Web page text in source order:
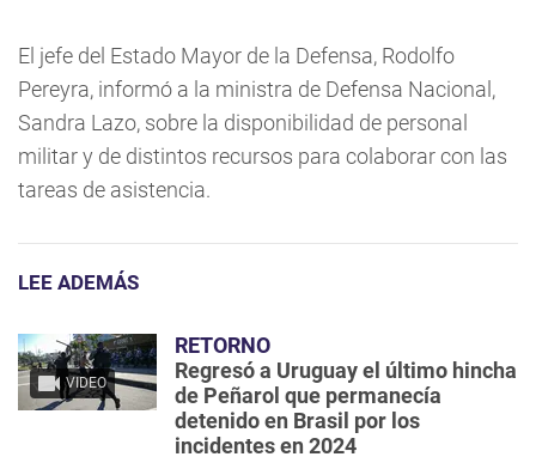
El jefe del Estado Mayor de la Defensa, Rodolfo
Pereyra, informó a la ministra de Defensa Nacional,
Sandra Lazo, sobre la disponibilidad de personal
militar y de distintos recursos para colaborar con las
tareas de asistencia.
LEE ADEMÁS
VIDEO
RETORNO
Regresó a Uruguay el último hincha
de Peñarol que permanecía
detenido en Brasil por los
incidentes en 2024